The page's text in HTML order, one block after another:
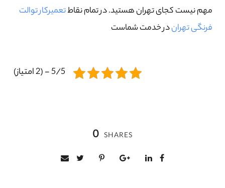
مهم نیست کجای تهران هستید. در تمام نقاطتعمیرکار توالت
فرنگی تهراندر خدمت شماست
5/5 - (2 امتیاز)
0 SHARES